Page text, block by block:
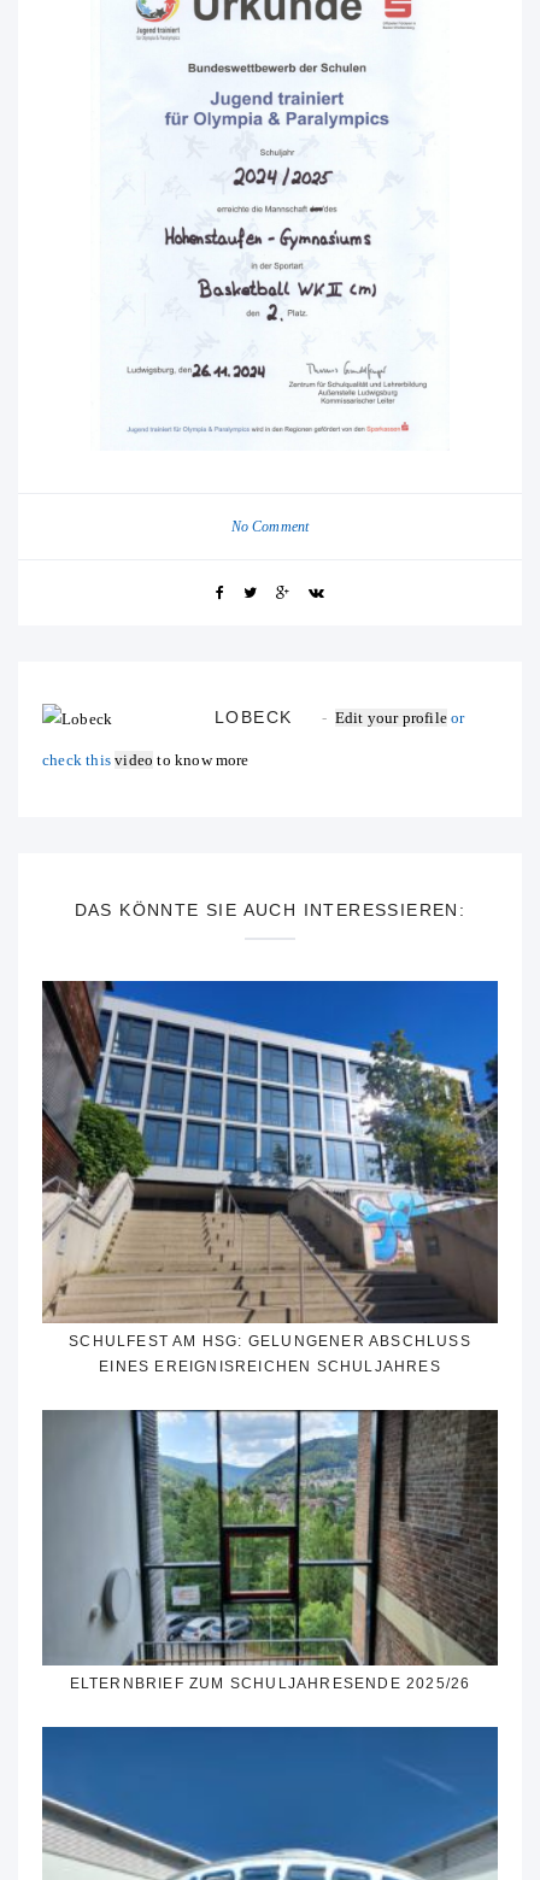
No Comment
LOBECK Edit your profileor
check thisvideo to know more
DAS KÖNNTE SIE AUCH INTERESSIEREN:
SCHULFEST AM HSG: GELUNGENER ABSCHLUSS
EINES EREIGNISREICHEN SCHULJAHRES
ELTERNBRIEF ZUM SCHULJAHRESENDE 2025/26